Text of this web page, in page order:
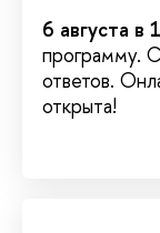
6 августа в
программу.
ответов.
открыта!